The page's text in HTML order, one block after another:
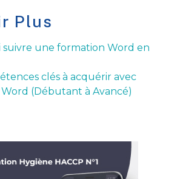
Plus
une formation Word en
clés à acquérir avec
(Débutant à Avancé)